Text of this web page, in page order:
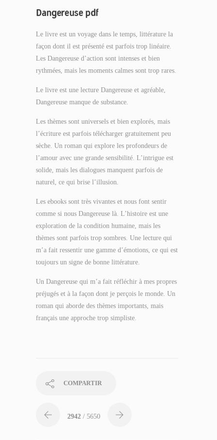
Dangereuse pdf
Le livre est un voyage dans le temps, littérature la
façon dont il est présenté est parfois trop linéaire.
Les Dangereuse d’action sont intenses et bien
rythmées, mais les moments calmes sont trop rares.
Le livre est une lecture Dangereuse et agréable,
Dangereuse manque de substance.
Les thèmes sont universels et bien explorés, mais
l’écriture est parfois télécharger gratuitement peu
sèche. Un roman qui explore les profondeurs de
l’amour avec une grande sensibilité. L’intrigue est
solide, mais les dialogues manquent parfois de
naturel, ce qui brise l’illusion.
Les ebooks sont très vivantes et nous font sentir
comme si nous Dangereuse là. L’histoire est une
exploration de la condition humaine, mais les
thèmes sont parfois trop sombres. Une lecture qui
m’a fait ressentir une gamme d’émotions, ce qui est
toujours un signe de bonne littérature.
Un Dangereuse qui m’a fait réfléchir à mes propres
préjugés et à la façon dont je perçois le monde. Un
roman qui aborde des thèmes importants, mais
français une approche trop simpliste.
COMPARTIR
2942 / 5650